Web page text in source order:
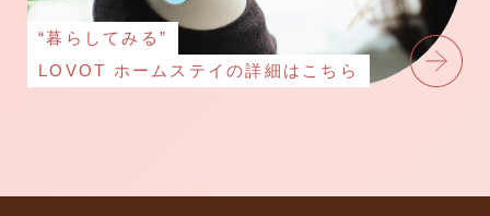
“暮らしてみる”
LOVOT ホームステイの詳細はこちら